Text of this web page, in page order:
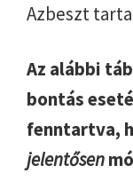
Azbeszt
Az alábbi
bontás
fenntartva,
jelentősen